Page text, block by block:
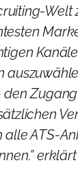
Welt
den
alle ATS-